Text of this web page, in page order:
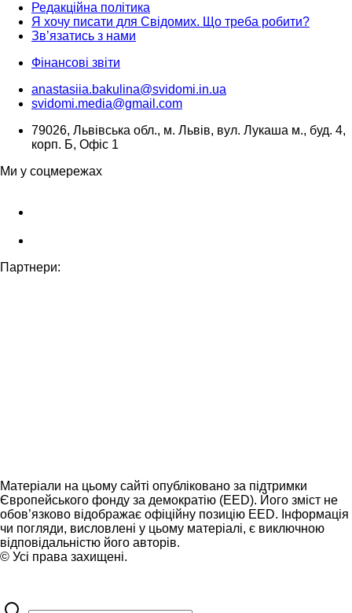
Редакційна політика
Я хочу писати для Свідомих. Що треба робити?
Зв’язатись з нами
Фінансові звіти
anastasiia.bakulina@svidomi.in.ua
svidomi.media@gmail.com
79026, Львівська обл., м. Львів, вул. Лукаша м., буд. 4,
корп. Б, Офіс 1
Ми у соцмережах
Партнери:
Матеріали на цьому сайті опубліковано за підтримки
Європейського фонду за демократію (EED). Його зміст не
обов’язково відображає офіційну позицію EED. Інформація
чи погляди, висловлені у цьому матеріалі, є виключною
відповідальністю його авторів.
© Усі права захищені.